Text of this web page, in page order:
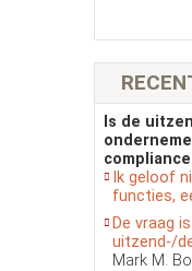
Is de
Ik geloof
functies,
De vraag
uitzend-/
Mark M.